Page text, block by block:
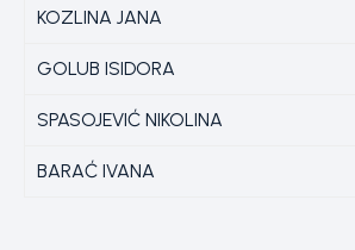
KOZLINA JANA
GOLUB ISIDORA
SPASOJEVIĆ NIKOLINA
BARAĆ IVANA